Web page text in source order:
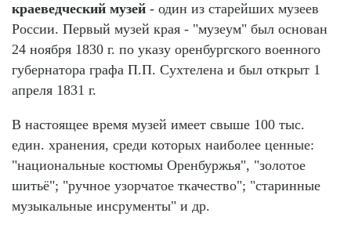
краеведческий музей - один из старейших музеев
России. Первый музей края - "музеум" был основан
24 ноября 1830 г. по указу оренбургского военного
губернатора графа П.П. Сухтелена и был открыт 1
апреля 1831 г.
В настоящее время музей имеет свыше 100 тыс.
един. хранения, среди которых наиболее ценные:
"национальные костюмы Оренбуржья", "золотое
шитьё"; "ручное узорчатое ткачество"; "старинные
музыкальные инсрументы" и др.